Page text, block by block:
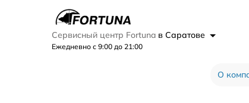
Сервисный центр Fortuna в Саратове
Ежедневно с 9:00 до 21:00
О